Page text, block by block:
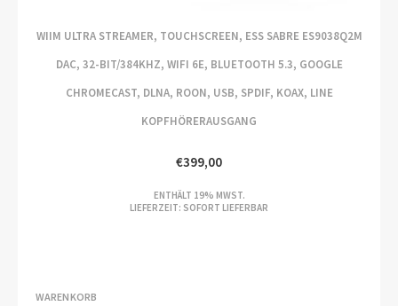
WIIM ULTRA STREAMER, TOUCHSCREEN, ESS SABRE ES9038Q2M
DAC, 32-BIT/384KHZ, WIFI 6E, BLUETOOTH 5.3, GOOGLE
CHROMECAST, DLNA, ROON, USB, SPDIF, KOAX, LINE
KOPFHÖRERAUSGANG
€399,00
ENTHÄLT 19% MWST.
LIEFERZEIT: SOFORT LIEFERBAR
WARENKORB